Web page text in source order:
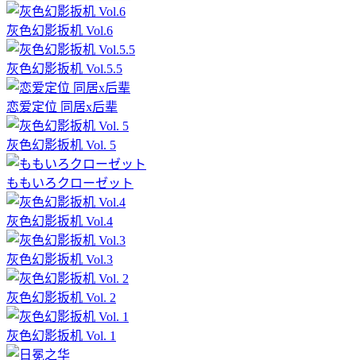
灰色幻影扳机 Vol.6
灰色幻影扳机 Vol.5.5
恋爱定位 同居x后辈
灰色幻影扳机 Vol. 5
ももいろクローゼット
灰色幻影扳机 Vol.4
灰色幻影扳机 Vol.3
灰色幻影扳机 Vol. 2
灰色幻影扳机 Vol. 1